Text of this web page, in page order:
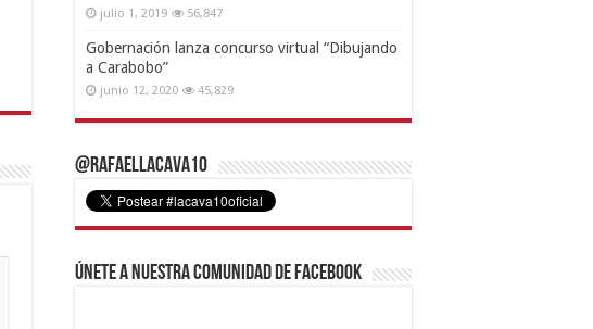
julio 1, 2019 56,847
Gobernación lanza concurso virtual “Dibujando
a Carabobo”
junio 12, 2020 45,829
@RafaelLacava10
Únete a nuestra comunidad de Facebook